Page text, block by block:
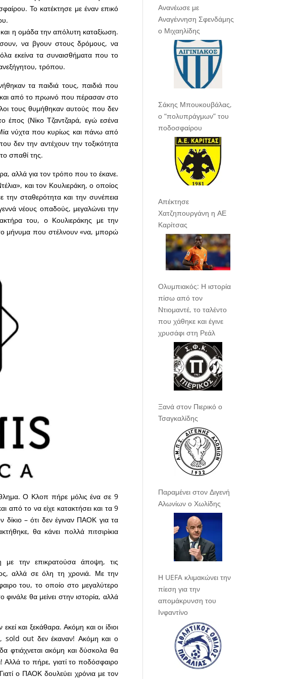
Το κατέκτησε με έναν επικό
η ομάδα την απόλυτη καταξίωση.
να βγουν στους δρόμους, να
εκείνα τα συναισθήματα που το
τρόπου.
τα παιδιά τους, παιδιά που
και από το πρωινό που πέρασαν στο
τους θυμήθηκαν αυτούς που δεν
έπος (Νίκο Τζαντζαρά, εγώ εσένα
νύχτα που κυρίως και πάνω από
την αντέχουν την τοξικότητα
σπαθί της.
αλλά για τον τρόπο που το έκανε.
και τον Κουλιεράκη, ο οποίος
την σταθερότητα και την συνέπεια
νέους οπαδούς, μεγαλώνει την
του, ο Κουλιεράκης με την
μήνυμα που στέλνουν «να, μπορώ
Ο Κλοπ πήρε μόλις ένα σε 9
από το να είχε κατακτήσει και τα 9
δίκιο – ότι δεν έγιναν ΠΑΟΚ για τα
θα κάνει πολλά πιτσιρίκια
την επικρατούσα άποψη, τις
αλλά σε όλη τη χρονιά. Με την
του, το οποίο στο μεγαλύτερο
θα μείνει στην ιστορία, αλλά
και ξεκάθαρα. Ακόμη και οι ίδιοι
sold out δεν έκαναν! Ακόμη και ο
φτιάχνεται ακόμη και δύσκολα θα
Αλλά το πήρε, γιατί το ποδόσφαιρο
ο ΠΑΟΚ δουλεύει χρόνια με τον
Ανανέωσε με
Αναγέννηση Σφενδάμης
ο Μιχαηλίδης
Σάκης Μπουκουβάλας,
ο “πολυπράγμων” του
ποδοσφαίρου
Απέκτησε
Χατζηπουργάνη η ΑΕ
Καρίτσας
Ολυμπιακός: Η ιστορία
πίσω από τον
Ντιομαντέ, το ταλέντο
που χάθηκε και έγινε
χρυσάφι στη Ρεάλ
Ξανά στον Πιερικό ο
Τσαγκαλίδης
Παραμένει στον Διγενή
Αλωνίων ο Χωλίδης
Η UEFA κλιμακώνει την
πίεση για την
απομάκρυνση του
Ινφαντίνο